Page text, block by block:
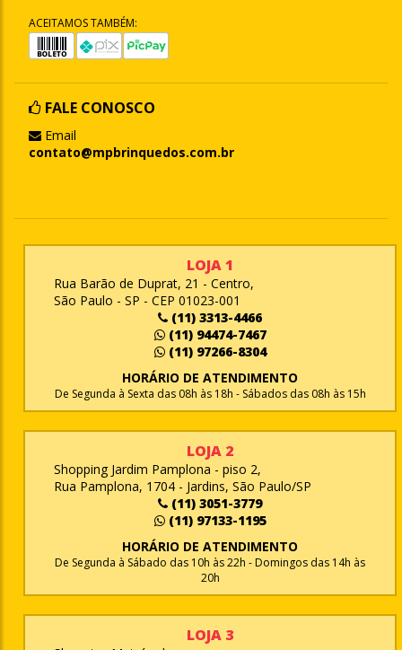
ACEITAMOS TAMBÉM:
FALE CONOSCO
Email
contato@mpbrinquedos.com.br
LOJA 1
Rua Barão de Duprat, 21 - Centro,
São Paulo - SP - CEP 01023-001
(11) 3313-4466
(11) 94474-7467
(11) 97266-8304
HORÁRIO DE ATENDIMENTO
De Segunda à Sexta das 08h às 18h - Sábados das 08h às 15h
LOJA 2
Shopping Jardim Pamplona - piso 2,
Rua Pamplona, 1704 - Jardins, São Paulo/SP
(11) 3051-3779
(11) 97133-1195
HORÁRIO DE ATENDIMENTO
De Segunda à Sábado das 10h às 22h - Domingos das 14h às
20h
LOJA 3